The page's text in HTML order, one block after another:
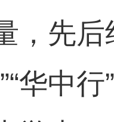
，先
华中